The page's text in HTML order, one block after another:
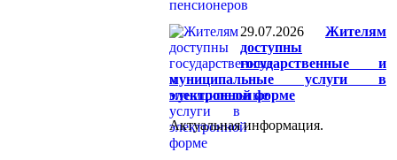
29.07.2026
Жителям
доступны
государственные и
муниципальные услуги в
электронной форме
Актуальная информация.